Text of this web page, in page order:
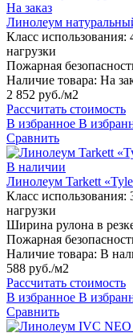
На заказ
Линолеум
Класс использования:
нагрузки
Пожарная
Наличие товара: На
2 852 руб./м2
Рассчитать стоимость
В избранное В
Сравнить
В наличии
Линолеум Tarkett
Класс использования:
нагрузки
Ширина рулона в
Пожарная
Наличие товара: В
588 руб./м2
Рассчитать стоимость
В избранное В
Сравнить